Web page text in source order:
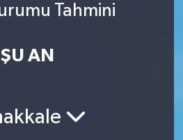
Tahmini
ŞU AN